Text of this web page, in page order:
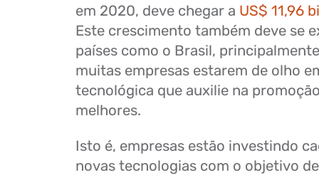
em 2020, deve chegar a US$ 11,96
Este crescimento também deve se
países como o Brasil,
muitas empresas estarem de olho
tecnológica que auxilie na
melhores.
Isto é, empresas estão investindo
novas tecnologias com o objetivo